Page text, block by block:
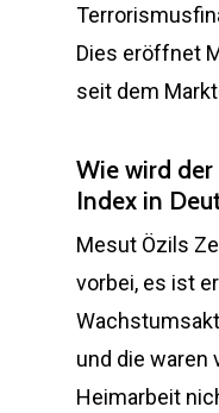
Dies eröffnet
seit dem
Wie wird
Index in
Mesut Özils
vorbei, es ist
und die waren
Heimarbeit